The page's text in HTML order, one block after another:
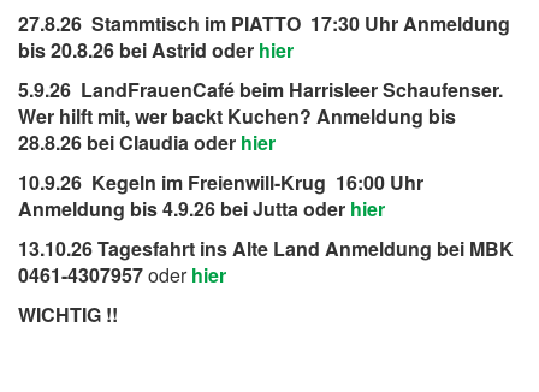
27.8.26 Stammtisch im PIATTO 17:30 Uhr Anmeldung
bis 20.8.26 bei Astrid oder hier
5.9.26 LandFrauenCafé beim Harrisleer Schaufenser.
Wer hilft mit, wer backt Kuchen? Anmeldung bis
28.8.26 bei Claudia oder hier
10.9.26 Kegeln im Freienwill-Krug 16:00 Uhr
Anmeldung bis 4.9.26 bei Jutta oder hier
13.10.26 Tagesfahrt ins Alte Land Anmeldung bei MBK
0461-4307957oderhier
WICHTIG !!